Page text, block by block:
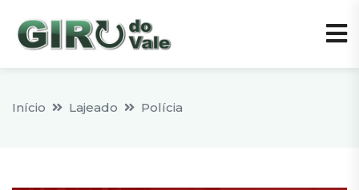
Início Lajeado Polícia